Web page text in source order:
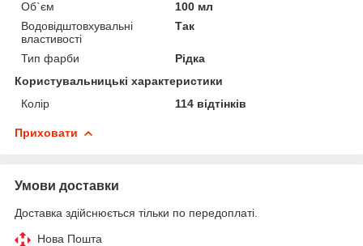
Об`єм
100 мл
Водовідштовхувальні
властивості
Так
Тип фарби
Рідка
Користувальницькі характеристики
Колір
114 відтінків
Приховати
Умови доставки
Доставка здійснюється тільки по передоплаті.
Нова Пошта